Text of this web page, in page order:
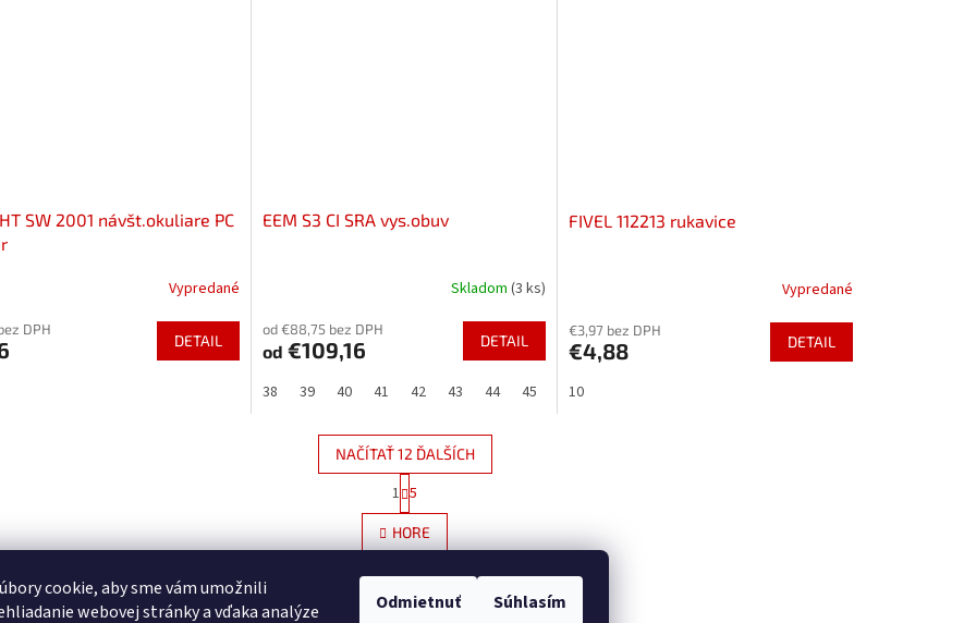
cookie, aby sme vám umožnili
webovej stránky a vďaka analýze
Odmietnuť Súhlasím
SW 2001 návšt.okuliare PC
Vypredané
DPH
DETAIL
EEM S3 CI SRA vys.obuv
Skladom (3 ks)
od €88,75 bez DPH
od €109,16 DETAIL
38 39 40 41 42 43 44 45 46
FIVEL 112213 rukavice
Vypredané
€3,97 bez DPH
€4,88 DETAIL
10
O
v
l
d
a
NAČÍTAŤ 12 ĎALŠÍCH
t
r
á
n
k
v
1 5
HORE